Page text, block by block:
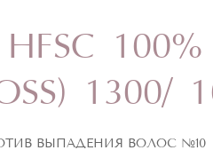
ВЫПАДЕНИЯ ВОЛОС №10